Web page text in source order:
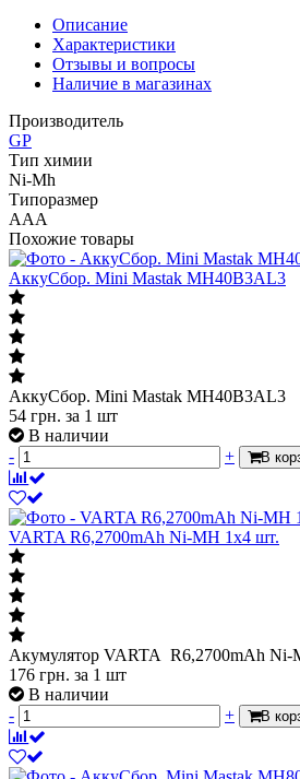
Описание
Характеристики
Отзывы и вопросы
Наличие в магазинах
Производитель
GP
Тип химии
Ni-Mh
Типоразмер
AAA
Похожие товары
АккуСбор. Mini Mastak MH40B3AL3
АккуСбор. Mini Mastak MH40B3AL3
54 грн. за 1 шт
В наличии
-
+ В
VARTA R6,2700mAh Ni-MH 1х4 шт.
Акумулятор VARTA R6,2700mAh Ni-
176 грн. за 1 шт
В наличии
-
+ В